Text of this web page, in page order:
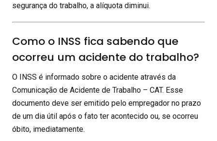
segurança do trabalho, a alíquota diminui.
Como o INSS fica sabendo que
ocorreu um acidente do trabalho?
O INSS é informado sobre o acidente através da
Comunicação de Acidente de Trabalho – CAT. Esse
documento deve ser emitido pelo empregador no prazo
de um dia útil após o fato ter acontecido ou, se ocorreu
óbito, imediatamente.